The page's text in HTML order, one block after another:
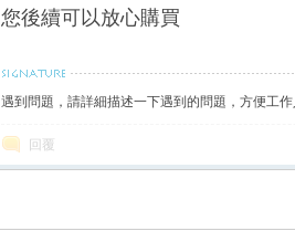
您後續可以放心購買
遇到問題，請詳細描述一下遇到的問題，方便工
回覆